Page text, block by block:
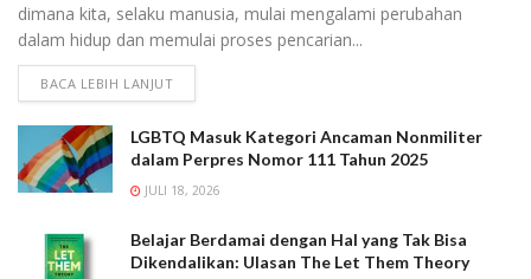
dimana kita, selaku manusia, mulai mengalami perubahan
dalam hidup dan memulai proses pencarian...
BACA LEBIH LANJUT
LGBTQ Masuk Kategori Ancaman Nonmiliter
dalam Perpres Nomor 111 Tahun 2025
JULI 18, 2026
Belajar Berdamai dengan Hal yang Tak Bisa
Dikendalikan: Ulasan The Let Them Theory